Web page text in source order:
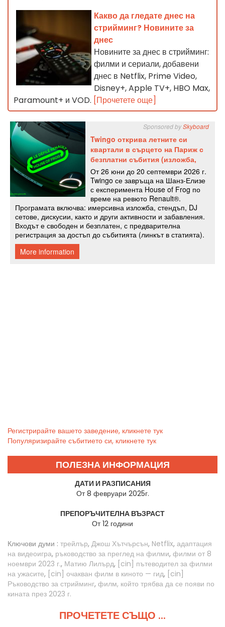
Какво да гледате днес на
стрийминг? Новините за
днес
Новините за днес в стрийминг:
филми и сериали, добавени
днес в Netflix, Prime Video,
Disney+, Apple TV+, HBO Max,
Paramount+ и VOD. [Прочетете още]
Регистрирайте вашето заведение, кликнете тук
Популяризирайте събитието си, кликнете тук
ПОЛЕЗНА ИНФОРМАЦИЯ
ДАТИ И РАЗПИСАНИЯ
От 8 февруари 2025г.
ПРЕПОРЪЧИТЕЛНА ВЪЗРАСТ
От 12 години
Ключови думи : трейлър, Джош Хътчърсън, Netflix, адаптация
на видеоигра, ръководство за преглед на филми, филми от 8
ноември 2023 г., Матию Лилърд, [cin] пътеводител за филми
на ужасите, [cin] очакван филм в киното — гид, [cin]
Ръководство за стрийминг, филм, който трябва да се появи по
кината през 2023 г.
ПРОЧЕТЕТЕ СЪЩО ...